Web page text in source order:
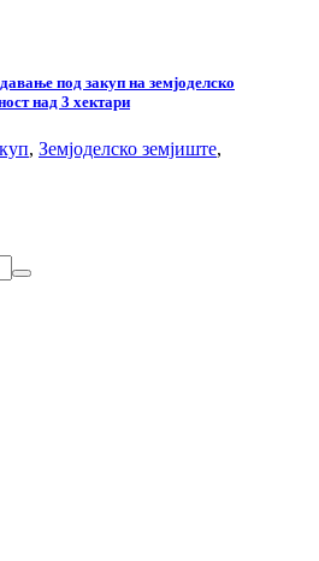
под закуп на земјоделско
над 3 хектари
, Земјоделско земјиште,